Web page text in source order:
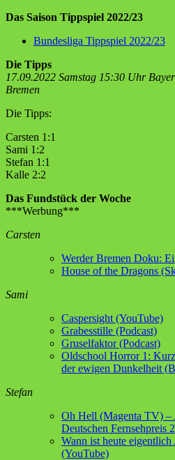
Das Saison Tippspiel 2022/23
Bundesliga Tippspiel 2022/23
Die Tipps
17.09.2022 Samstag 15:30 Uhr
Bremen
Die Tipps:
Carsten 1:1
Sami 1:2
Stefan 1:1
Kalle 2:2
Das Fundstück der Woche
***Werbung***
Carsten
Werder Bremen Doku:
House of the Dragons
Sami
Caspersight (YouTube)
Grabesstille (Podcast)
Gruselfaktor (Podcast)
Oldschool Horror 1:
der ewigen Dunkelheit
Stefan
Oh Hell (Magenta TV) –
Deutschen Fernsehpreis
Wann ist heute
(YouTube)